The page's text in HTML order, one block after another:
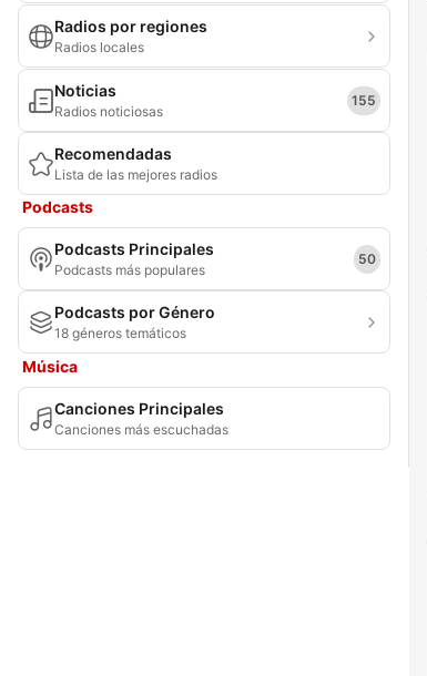
Radios por regiones
Radios locales
Noticias
Radios noticiosas
155
Recomendadas
Lista de las mejores radios
Podcasts
Podcasts Principales
Podcasts más populares
50
Podcasts por Género
18 géneros temáticos
Música
Canciones Principales
Canciones más escuchadas